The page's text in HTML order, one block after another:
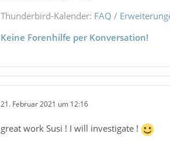
Thunderbird-Kalender: FAQ /
Keine Forenhilfe per Konversation!
21. Februar 2021 um 12:16
great work Susi ! I will investigate !